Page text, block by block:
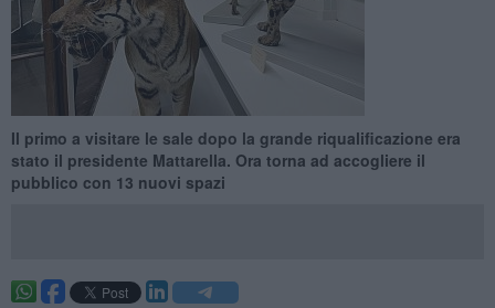
Il primo a visitare le sale dopo la grande riqualificazione era
stato il presidente Mattarella. Ora torna ad accogliere il
pubblico con 13 nuovi spazi